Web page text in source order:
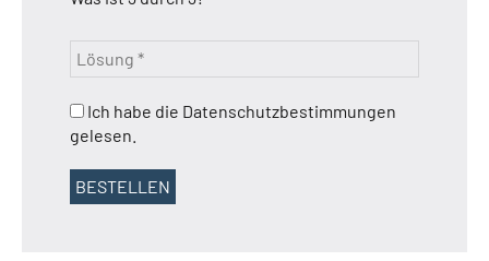
Ich habe die Datenschutzbestimmungen
gelesen.